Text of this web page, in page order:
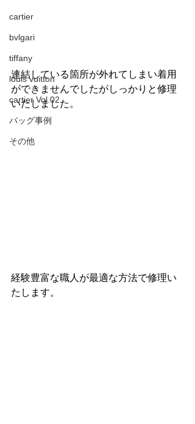
cartier
bvlgari
tiffany
louis vuitton
cartier Vol.02
バッグ事例
その他
連結している箇所が外れてしまい着用
ができませんでしたがしっかりと修理
いたしました。
経験豊富な職人が最適な方法で修理い
たします。